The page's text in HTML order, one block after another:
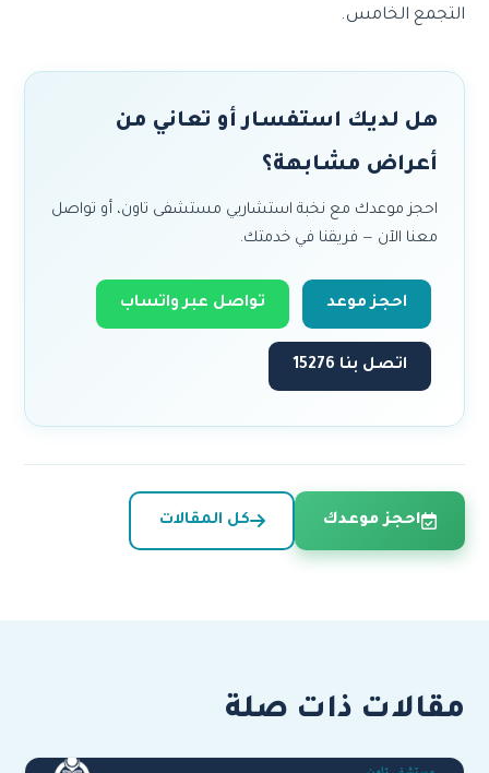
التجمع الخامس.
هل لديك استفسار أو تعاني من
أعراض مشابهة؟
احجز موعدك مع نخبة استشاريي مستشفى تاون، أو تواصل
معنا الآن — فريقنا في خدمتك.
احجز موعد تواصل عبر واتساب
اتصل بنا 15276
احجز موعدك كل المقالات
مقالات ذات صلة